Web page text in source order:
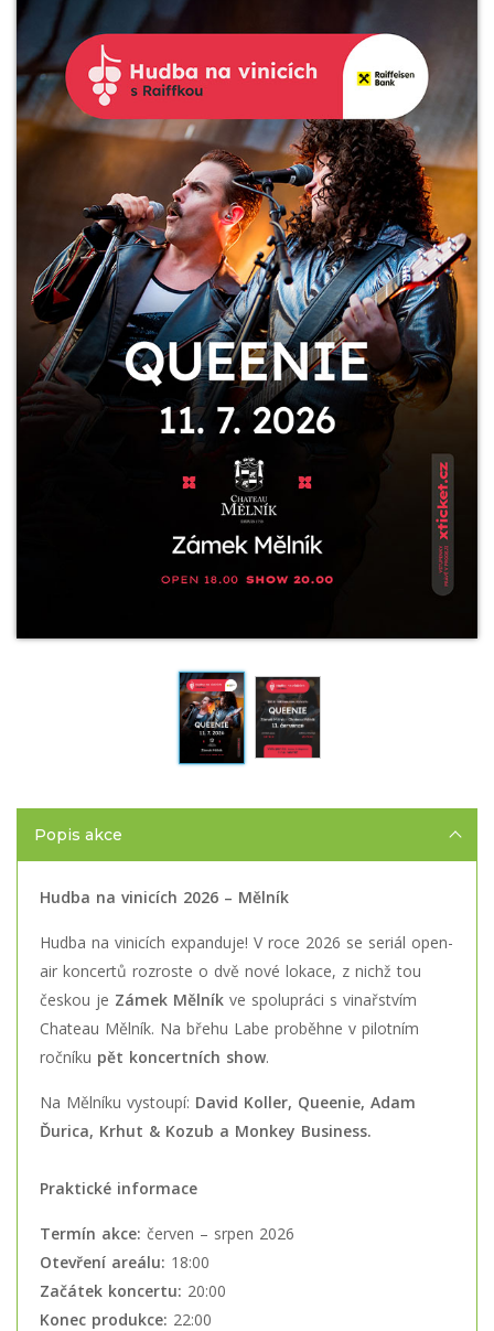
Popis akce
Hudba na vinicích 2026 – Mělník
Hudba na vinicích expanduje! V roce 2026 se seriál open-
air koncertů rozroste o dvě nové lokace, z nichž tou
českou je Zámek Mělník ve spolupráci s vinařstvím
Chateau Mělník. Na břehu Labe proběhne v pilotním
ročníku pět koncertních show.
Na Mělníku vystoupí: David Koller, Queenie, Adam
Ďurica, Krhut & Kozub a Monkey Business.
Praktické informace
Termín akce: červen – srpen 2026
Otevření areálu: 18:00
Začátek koncertu: 20:00
Konec produkce: 22:00